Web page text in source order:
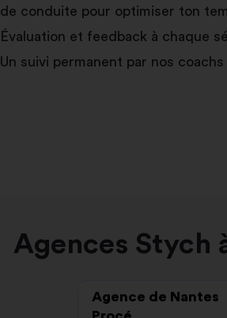
de conduite pour optimiser ton
Évaluation et feedback à chaque
Un suivi permanent par nos coachs
Agences Stych
Agence de Nantes